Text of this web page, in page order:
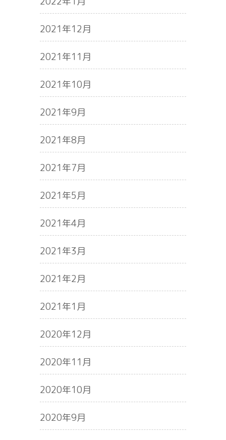
2021年12月
2021年11月
2021年10月
2021年9月
2021年8月
2021年7月
2021年5月
2021年4月
2021年3月
2021年2月
2021年1月
2020年12月
2020年11月
2020年10月
2020年9月